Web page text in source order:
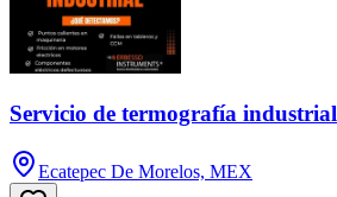
Servicio de termografía industrial
Ecatepec De Morelos, MEX